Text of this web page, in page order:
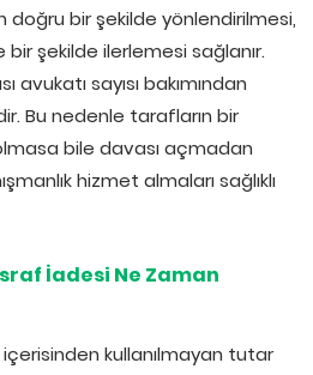
doğru bir şekilde yönlendirilmesi,
bir şekilde ilerlemesi sağlanır.
sayısı bakımından
Bu nedenle tarafların bir
bile davası açmadan
hizmet almaları sağlıklı
İadesi Ne Zaman
kullanılmayan tutar